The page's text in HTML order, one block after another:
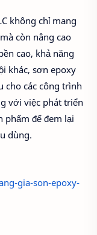
không chỉ mang
còn nâng cao
cao, khả năng
khác, sơn epoxy
cho các công trình
với việc phát triển
phẩm để đem lại
dùng.
gia-son-epoxy-